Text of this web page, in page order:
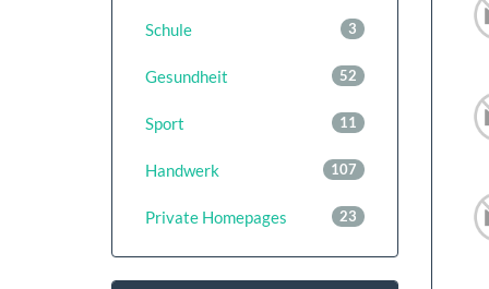
3
Schule
52
Gesundheit
11
Sport
107
Handwerk
23
Private Homepages